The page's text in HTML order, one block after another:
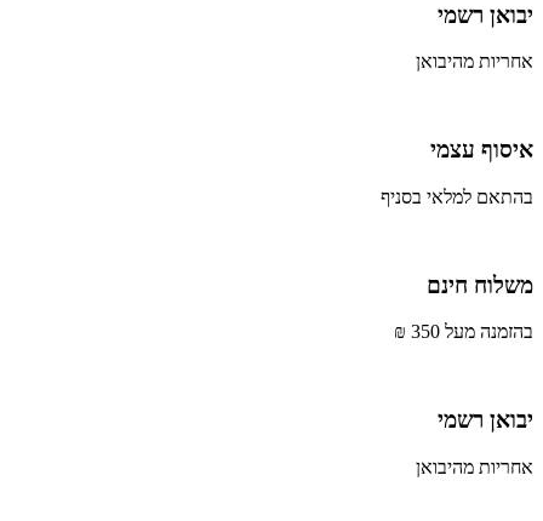
יבואן רשמי
אחריות מהיבואן
איסוף עצמי
בהתאם למלאי בסניף
משלוח חינם
בהזמנה מעל 350 ₪
יבואן רשמי
אחריות מהיבואן